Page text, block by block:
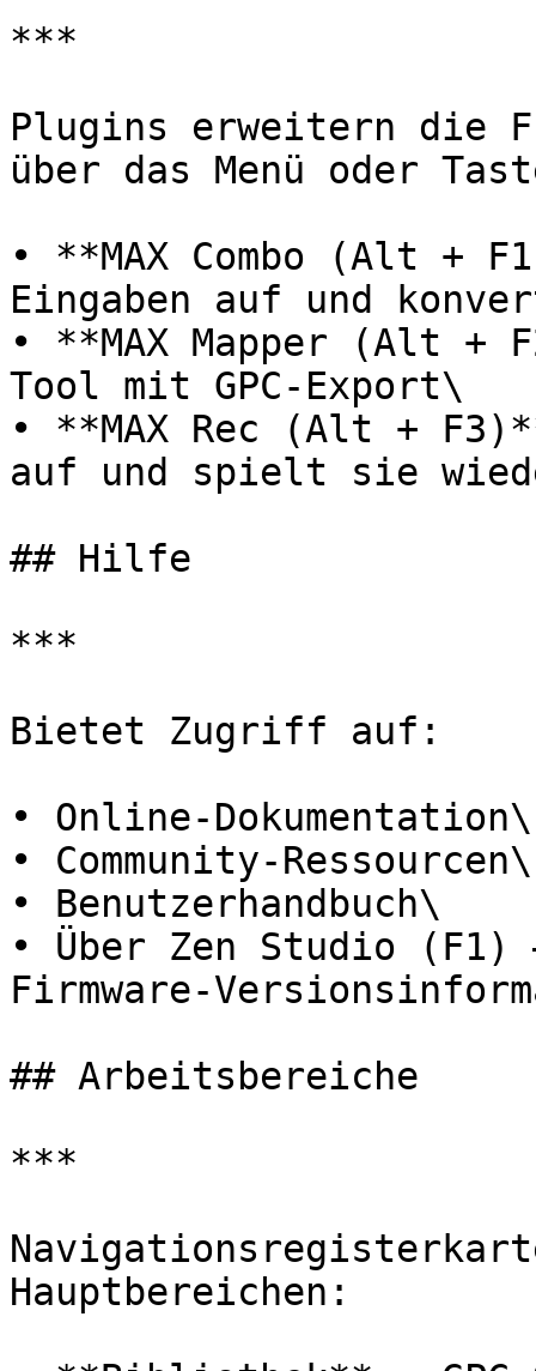
***
Plugins erweitern die
über das Menü oder
• **MAX Combo (Alt +
Eingaben auf und
• **MAX Mapper (Alt +
Tool mit GPC-Export\
• **MAX Rec (Alt +
auf und spielt sie
## Hilfe
***
Bietet Zugriff auf:
• Online-Dokumentation\
• Community-Ressourcen\
• Benutzerhandbuch\
• Über Zen Studio
Firmware-
## Arbeitsbereiche
***
Hauptbereichen: